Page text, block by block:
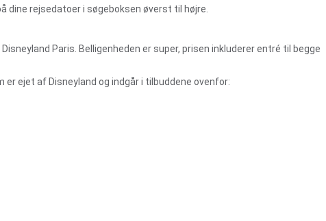
dine rejsedatoer i søgeboksen øverst til højre.
Paris. Belligenheden er super, prisen inkluderer entré til begge
er ejet af Disneyland og indgår i tilbuddene ovenfor: